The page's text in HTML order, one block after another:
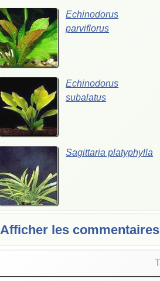
Echinodorus
parviflorus
Echinodorus
subalatus
Sagittaria platyphylla
Afficher les commentaires